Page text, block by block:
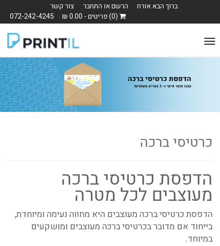
ברוך הבא אורח הרשם או התחבר
צור קשר
(0) פריטים - 0.00 ₪
072-242-4245
Toggle
navigation
כרטיסי ברכה
הדפסת כרטיסי ברכה
מעוצבים לכל מטרה
הדפסת כרטיסי ברכה מעוצבים היא מחווה נעימה ומיוחדת,
בייחוד אם מדובר בכרטיסי ברכה מעוצבים ומושקעים
במיוחד.